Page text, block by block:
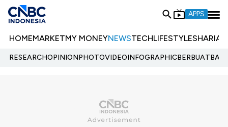
APPS
HOMEMARKETMY MONEYNEWSTECHLIFESTYLESHARIA
RESEARCHOPINIONPHOTOVIDEOINFOGRAPHIC